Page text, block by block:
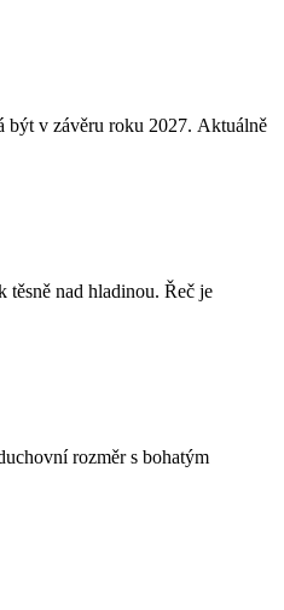
být v závěru roku 2027. Aktuálně
těsně nad hladinou. Řeč je
rozměr s bohatým